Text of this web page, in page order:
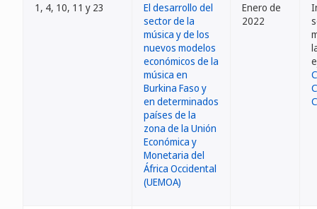
1, 4, 10, 11 y 23
El desarrollo del
sector de la
música y de los
nuevos modelos
económicos de la
música en
Burkina Faso y
en determinados
países de la
zona de la Unión
Económica y
Monetaria del
África Occidental
(UEMOA)
Enero de
2022